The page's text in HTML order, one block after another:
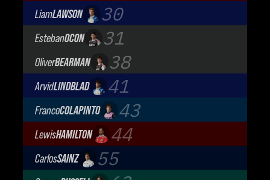
Audi Revolut F1 Team
LiamLAWSON 30
Visa Cash App Racing Bulls
EstebanOCON 31
TGR Haas F1 Team
OliverBEARMAN 38
TGR Haas F1 Team
ArvidLINDBLAD 41
Visa Cash App Racing Bulls
FrancoCOLAPINTO 43
BWT Alpine Formula One Team
LewisHAMILTON 44
Scuderia Ferrari
CarlosSAINZ 55
Atlassian Williams F1 Team